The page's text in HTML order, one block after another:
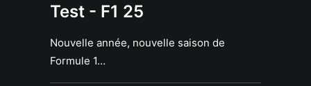
Test - F1 25
Nouvelle année, nouvelle saison de
Formule 1…